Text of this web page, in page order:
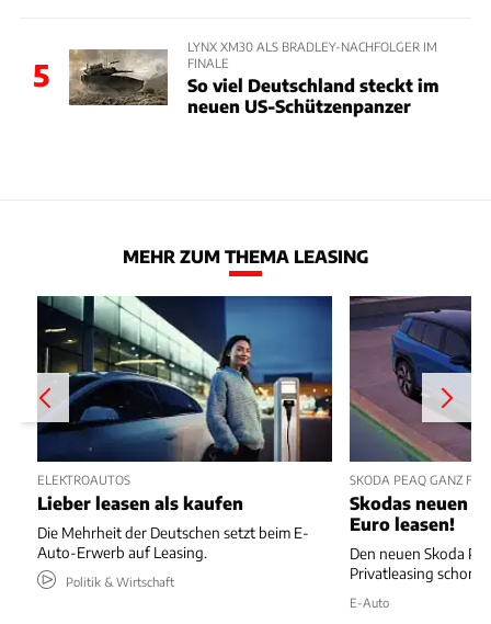
5
LYNX XM30 ALS BRADLEY-NACHFOLGER IM
FINALE
So viel Deutschland steckt im
neuen US-Schützenpanzer
MEHR ZUM THEMA LEASING
ELEKTROAUTOS
Lieber leasen als kaufen
Die Mehrheit der Deutschen setzt beim E-
Auto-Erwerb auf Leasing.
Politik & Wirtschaft
SKODA PEAQ GANZ
Skodas neuen
Euro leasen!
Den neuen Skoda
Privatleasing schon
E-Auto